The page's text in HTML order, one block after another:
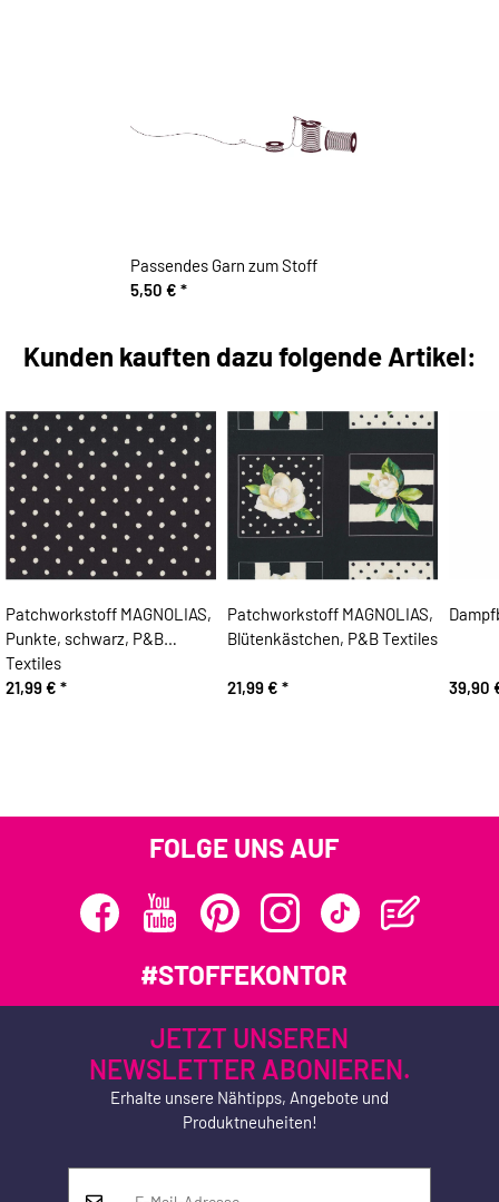
Passendes Garn zum Stoff
5,50 € *
Kunden kauften dazu folgende Artikel:
Patchworkstoff MAGNOLIAS,
Punkte, schwarz, P&B
Textiles
21,99 € *
Patchworkstoff MAGNOLIAS,
Blütenkästchen, P&B Textiles
21,99 € * 39,90
FOLGE UNS AUF
#STOFFEKONTOR
JETZT UNSEREN
NEWSLETTER ABONIEREN.
Erhalte unsere Nähtipps, Angebote und
Produktneuheiten!